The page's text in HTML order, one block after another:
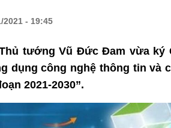
2021 - 19:45
tướng Vũ Đức Đam vừa ký
dụng công nghệ thông tin và
2021-2030”.